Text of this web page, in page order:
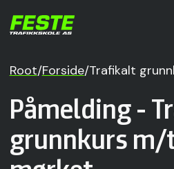
Root/Forside/Trafikalt
Påmelding -
grunnkurs